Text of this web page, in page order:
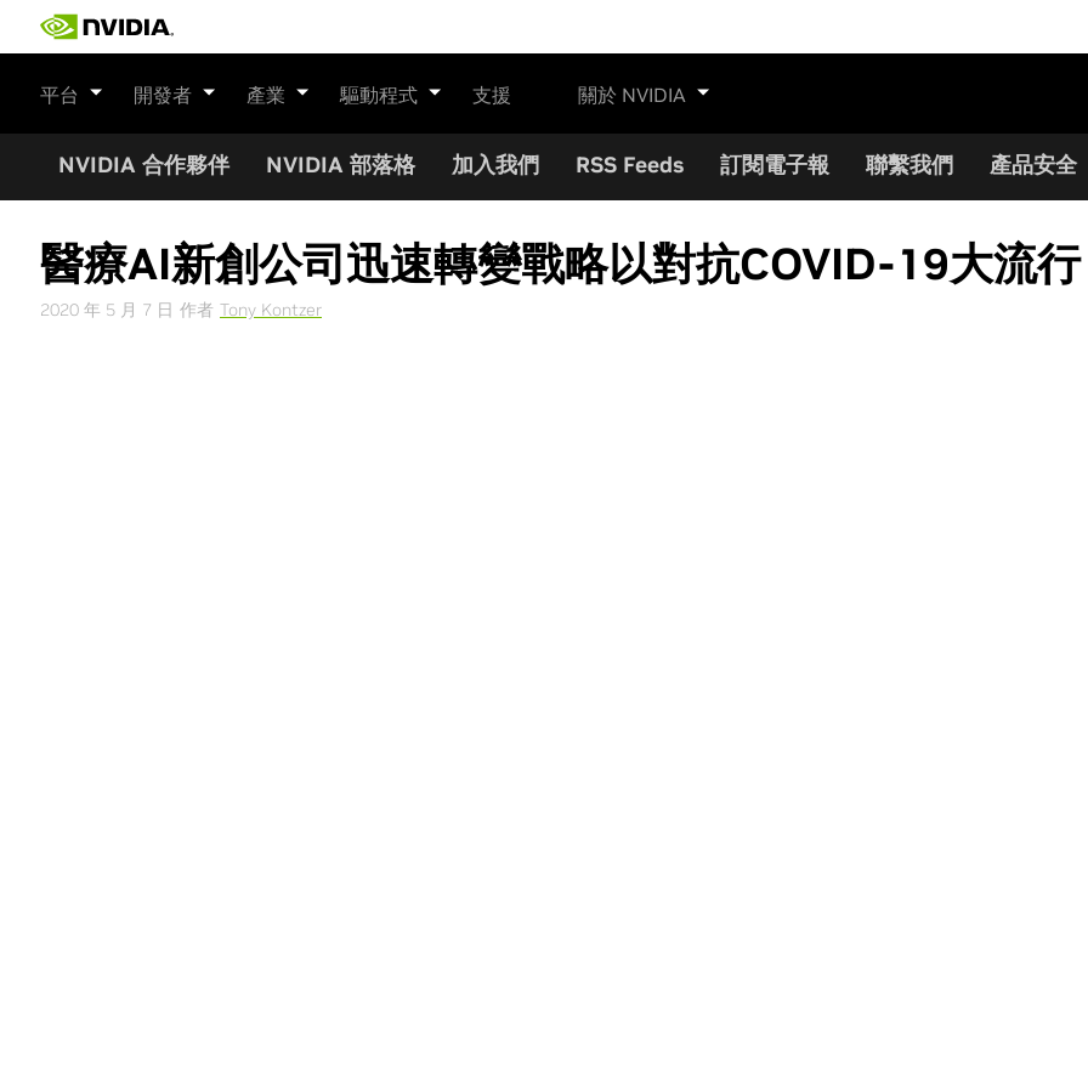
平台 開發者 產業 驅動程式 支援 關於 NVIDIA
NVIDIA 合作夥伴 NVIDIA 部落格 加入我們 RSS Feeds 訂閱電子報 聯繫我們 產品安全
醫療AI新創公司迅速轉變戰略以對抗COVID-19大流行
2020 年 5 月 7 日 作者 Tony Kontzer